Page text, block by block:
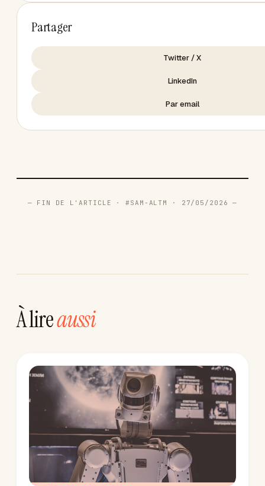
Partager
Twitter / X
LinkedIn
Par email
— FIN DE L'ARTICLE · #SAM-ALTM · 27/05/2026 —
À lireaussi